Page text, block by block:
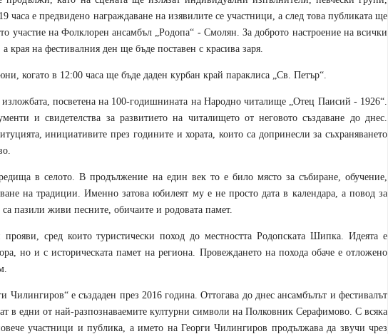
е предвидено награждаване на изявилите се участници, а след това публиката ще
участие на Фолклорен ансамбъл „Родопа“ - Смолян. За доброто настроение на всички
на фестивалния ден ще бъде поставен с красива заря.
когато в 12:00 часа ще бъде даден курбан край параклиса „Св. Петър“.
посветена на 100-годишнината на Народно читалище „Отец Паисий - 1926“.
и свидетелства за развитието на читалището от неговото създаване до днес.
инициативите през годините и хората, които са допринесли за съхраняването
в селото. В продължение на един век то е било място за събиране, обучение,
на традиции. Именно затова юбилеят му е не просто дата в календара, а повод за
пазили живи песните, обичаите и родовата памет.
прояви, сред които туристически поход до местността Родопската Шипка. Идеята е
но и с историческата памет на региона. Провеждането на похода обаче е отложено
е създаден през 2016 година. Оттогава до днес ансамбълът и фестивалът
в едни от най-разпознаваемите културни символи на Полковник Серафимово. С всяка
участници и публика, а името на Георги Чилингиров продължава да звучи чрез